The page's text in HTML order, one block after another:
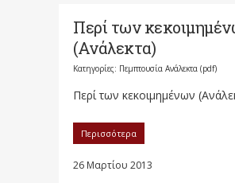
Περί των
(Ανάλεκτα)
Κατηγορίες: Πεμπτουσία Ανάλεκτα (pdf)
Περί των κεκοιμημένων
Περισσότερα
26 Μαρτίου 2013